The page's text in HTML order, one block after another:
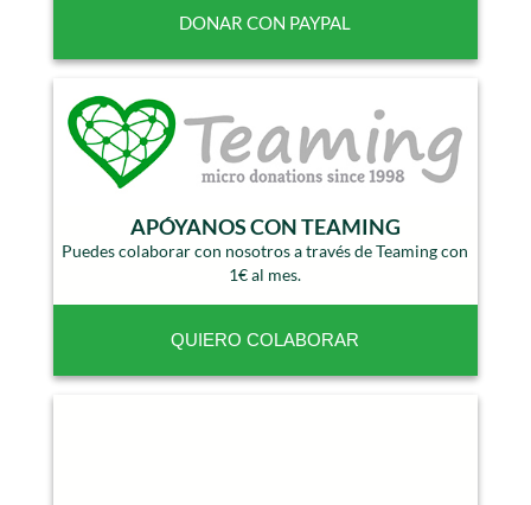
APÓYANOS CON TEAMING
Puedes colaborar con nosotros a través de Teaming con
1€ al mes.
QUIERO COLABORAR